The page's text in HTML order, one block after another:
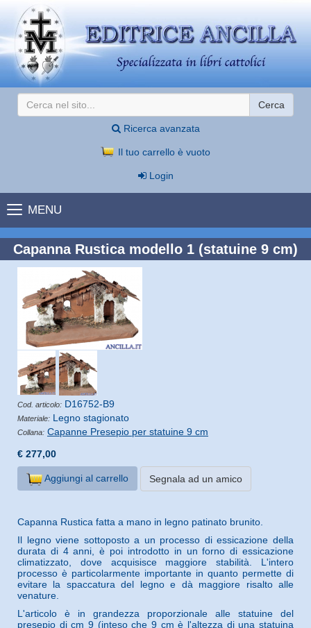
Cerca
Ricerca avanzata
Il tuo carrello è vuoto
Login
MENU
Capanna Rustica modello 1 (statuine 9 cm)
Cod. articolo: D16752-B9
Materiale: Legno stagionato
Collana: Capanne Presepio per statuine 9 cm
€ 277,00
Aggiungi al carrello Segnala ad un amico
Capanna Rustica fatta a mano in legno patinato brunito.
Il legno viene sottoposto a un processo di essicazione della
durata di 4 anni, è poi introdotto in un forno di essicazione
climatizzato, dove acquisisce maggiore stabilità. L'intero
processo è particolarmente importante in quanto permette di
evitare la spaccatura del legno e dà maggiore risalto alle
venature.
L'articolo è in grandezza proporzionale alle statuine del
presepio di cm 9 (inteso che 9 cm è l'altezza di una statuina